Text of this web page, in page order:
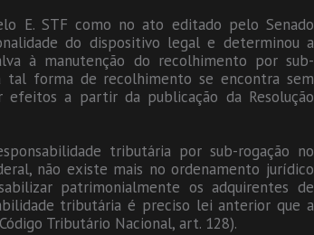
E. STF como no ato editado pelo Senado
do dispositivo legal e determinou a
à manutenção do recolhimento por sub-
tal forma de recolhimento se encontra sem
a partir da publicação da Resolução
tributária por sub-rogação no
não existe mais no ordenamento jurídico
patrimonialmente os adquirentes de
tributária é preciso lei anterior que a
Tributário Nacional, art. 128).